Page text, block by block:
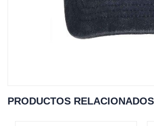
PRODUCTOS RELACIONADOS